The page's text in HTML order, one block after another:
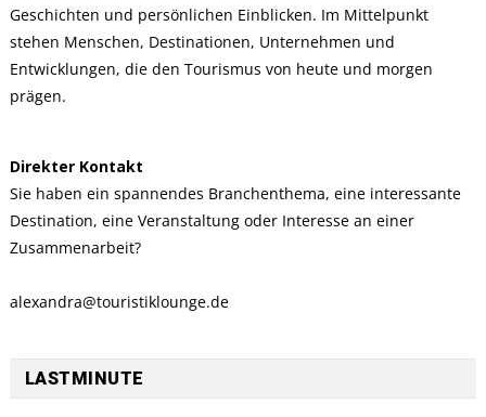
Geschichten und persönlichen Einblicken. Im Mittelpunkt
stehen Menschen, Destinationen, Unternehmen und
Entwicklungen, die den Tourismus von heute und morgen
prägen.
Direkter Kontakt
Sie haben ein spannendes Branchenthema, eine interessante
Destination, eine Veranstaltung oder Interesse an einer
Zusammenarbeit?
alexandra@touristiklounge.de
LASTMINUTE